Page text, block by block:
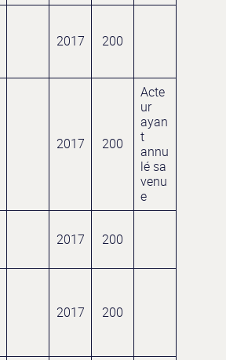
2017 200
2017 200
Acte
ur
ayan
t
annu
lé sa
venu
e
2017 200
2017 200